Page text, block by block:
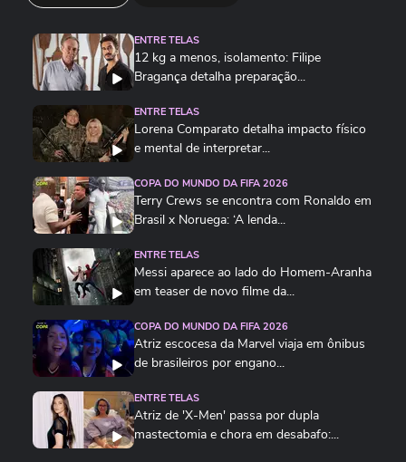
ENTRE TELAS
12 kg a menos, isolamento: Filipe
Bragança detalha preparação...
ENTRE TELAS
Lorena Comparato detalha impacto físico
e mental de interpretar...
COPA DO MUNDO DA FIFA 2026
Terry Crews se encontra com Ronaldo em
Brasil x Noruega: ‘A lenda...
ENTRE TELAS
Messi aparece ao lado do Homem-Aranha
em teaser de novo filme da...
COPA DO MUNDO DA FIFA 2026
Atriz escocesa da Marvel viaja em ônibus
de brasileiros por engano...
ENTRE TELAS
Atriz de 'X-Men' passa por dupla
mastectomia e chora em desabafo:...